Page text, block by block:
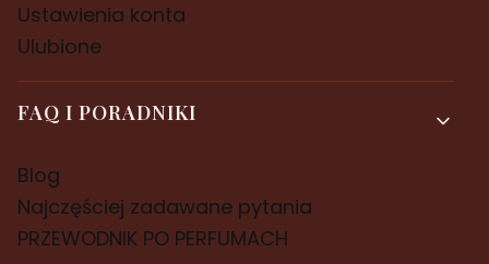
Ustawienia konta
Ulubione
FAQ I PORADNIKI
Blog
Najczęściej zadawane pytania
PRZEWODNIK PO PERFUMACH